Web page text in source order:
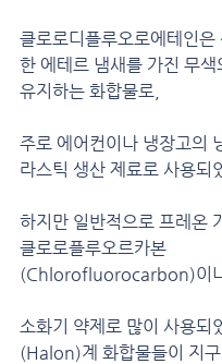
클로로디플루오로에테인은
한 에테르 냄새를 가진 무
유지하는 화합물로,
주로 에어컨이나 냉장고의
라스틱 생산 제료로 사용되
하지만 일반적으로 프레온
클로로플루오르카본
(Chlorofluorocarbon)이
소화기 약제로 많이 사용되
(Halon)계 화합물들이 지